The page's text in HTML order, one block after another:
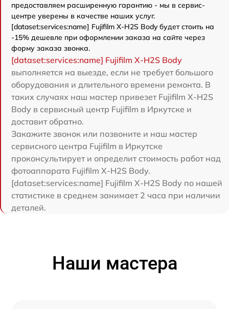
предоставляем расширенную гарантию - мы в сервис-
центре уверены в качестве наших услуг.
[dataset:services:name] Fujifilm X-H2S Body будет стоить на
-15% дешевле при оформлении заказа на сайте через
форму заказа звонка.
[dataset:services:name] Fujifilm X-H2S Body
выполняется на выезде, если не требует большого
оборудования и длительного времени ремонта. В
таких случаях наш мастер привезет Fujifilm X-H2S
Body в сервисный центр Fujifilm в Иркутске и
доставит обратно.
Закажите звонок или позвоните и наш мастер
сервисного центра Fujifilm в Иркутске
проконсультирует и определит стоимость работ над
фотоаппарата Fujifilm X-H2S Body.
[dataset:services:name] Fujifilm X-H2S Body по нашей
статистике в среднем занимает 2 часа при наличии
деталей.
Наши мастера